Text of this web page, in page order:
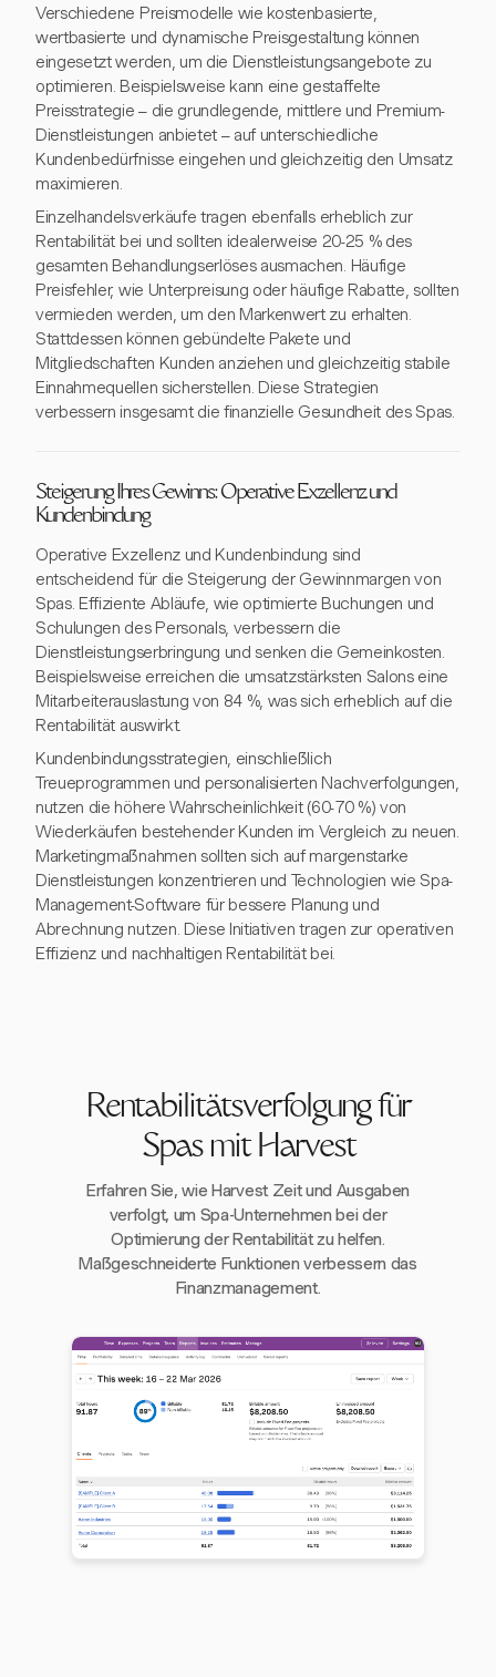
Verschiedene Preismodelle wie kostenbasierte,
wertbasierte und dynamische Preisgestaltung können
eingesetzt werden, um die Dienstleistungsangebote zu
optimieren. Beispielsweise kann eine gestaffelte
Preisstrategie – die grundlegende, mittlere und Premium-
Dienstleistungen anbietet – auf unterschiedliche
Kundenbedürfnisse eingehen und gleichzeitig den Umsatz
maximieren.
Einzelhandelsverkäufe tragen ebenfalls erheblich zur
Rentabilität bei und sollten idealerweise 20-25 % des
gesamten Behandlungserlöses ausmachen. Häufige
Preisfehler, wie Unterpreisung oder häufige Rabatte, sollten
vermieden werden, um den Markenwert zu erhalten.
Stattdessen können gebündelte Pakete und
Mitgliedschaften Kunden anziehen und gleichzeitig stabile
Einnahmequellen sicherstellen. Diese Strategien
verbessern insgesamt die finanzielle Gesundheit des Spas.
Steigerung Ihres Gewinns: Operative Exzellenz und
Kundenbindung
Operative Exzellenz und Kundenbindung sind
entscheidend für die Steigerung der Gewinnmargen von
Spas. Effiziente Abläufe, wie optimierte Buchungen und
Schulungen des Personals, verbessern die
Dienstleistungserbringung und senken die Gemeinkosten.
Beispielsweise erreichen die umsatzstärksten Salons eine
Mitarbeiterauslastung von 84 %, was sich erheblich auf die
Rentabilität auswirkt.
Kundenbindungsstrategien, einschließlich
Treueprogrammen und personalisierten Nachverfolgungen,
nutzen die höhere Wahrscheinlichkeit (60-70 %) von
Wiederkäufen bestehender Kunden im Vergleich zu neuen.
Marketingmaßnahmen sollten sich auf margenstarke
Dienstleistungen konzentrieren und Technologien wie Spa-
Management-Software für bessere Planung und
Abrechnung nutzen. Diese Initiativen tragen zur operativen
Effizienz und nachhaltigen Rentabilität bei.
Rentabilitätsverfolgung für
Spas mit Harvest
Erfahren Sie, wie Harvest Zeit und Ausgaben
verfolgt, um Spa-Unternehmen bei der
Optimierung der Rentabilität zu helfen.
Maßgeschneiderte Funktionen verbessern das
Finanzmanagement.